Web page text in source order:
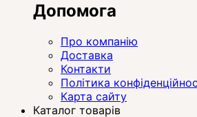
Допомога
Про компанію
Доставка
Контакти
Політика
Карта сайту
Каталог товарів